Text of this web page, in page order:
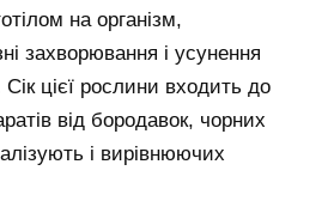
на організм,
захворювання і усунення
Сік цієї рослини входить до
від бородавок, чорних
і вирівнюючих